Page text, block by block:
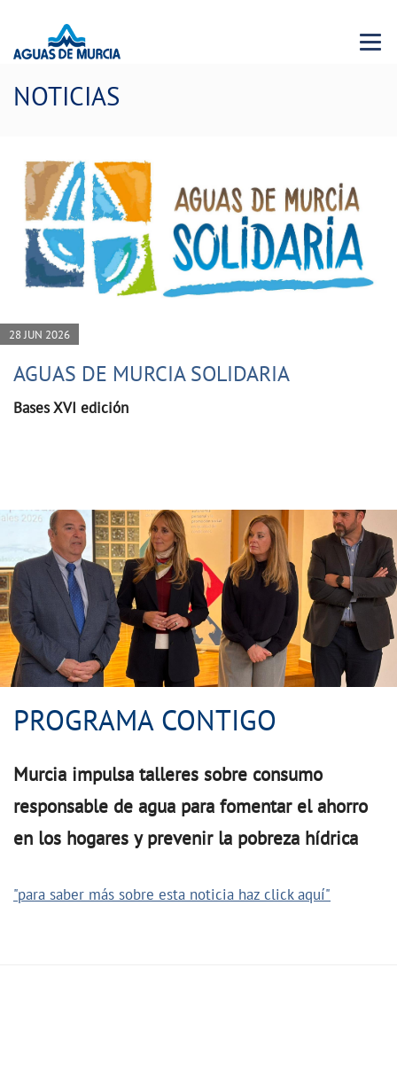
Menu
NOTICIAS
28 JUN 2026
AGUAS DE MURCIA SOLIDARIA
Bases XVI edición
PROGRAMA CONTIGO
PROGRAMA CONTIGO
Murcia impulsa talleres sobre consumo
responsable de agua para fomentar el ahorro
en los hogares y prevenir la pobreza hídrica
"para saber más sobre esta noticia haz click aquí"